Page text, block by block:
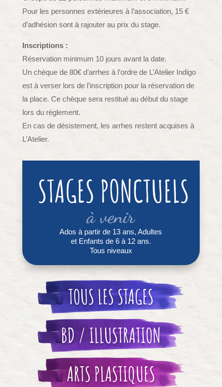
Pour les personnes extérieures à l’association, 15 €
d’adhésion sont à rajouter au prix du stage.
Inscriptions :
Réservation minimum 10 jours avant la date.
Un chèque de 80€ d’arrhes à l’ordre de L’Atelier Indigo
est à verser lors de l’inscription pour la réservation de
la place. Ce chèque sera restitué au début du stage
lors du règlement.
En cas de désistement, les arrhes restent acquises à
L’Atelier.
STAGES PONCTUELS
à venir
Ados à partir de 13 ans, Adultes
et Enfants de 6 à 12 ans.
Tous niveaux
TOUS LES STAGES
BD / ILLUSTRATION
ARTS PLASTIQUES